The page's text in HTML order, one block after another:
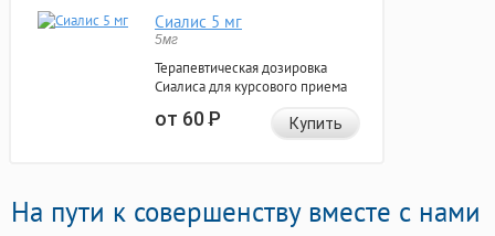
Сиалис 5 мг
5мг
Терапевтическая дозировка
Сиалиса для курсового приема
от 60Р Купить
На пути к совершенству вместе с нами